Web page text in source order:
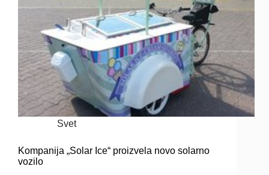
Svet
Kompanija „Solar Ice“ proizvela novo solarno
vozilo